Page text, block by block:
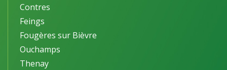
Contres
Feings
Fougères sur Bièvre
Ouchamps
Thenay